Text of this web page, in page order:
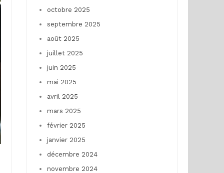
octobre 2025
septembre 2025
août 2025
juillet 2025
juin 2025
mai 2025
avril 2025
mars 2025
février 2025
janvier 2025
décembre 2024
novembre 2024